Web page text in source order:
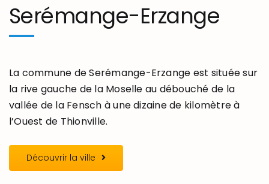
Serémange-Erzange
La commune de Serémange-Erzange est située sur
la rive gauche de la Moselle au débouché de la
vallée de la Fensch à une dizaine de kilomètre à
l’Ouest de Thionville.
Découvrir la ville